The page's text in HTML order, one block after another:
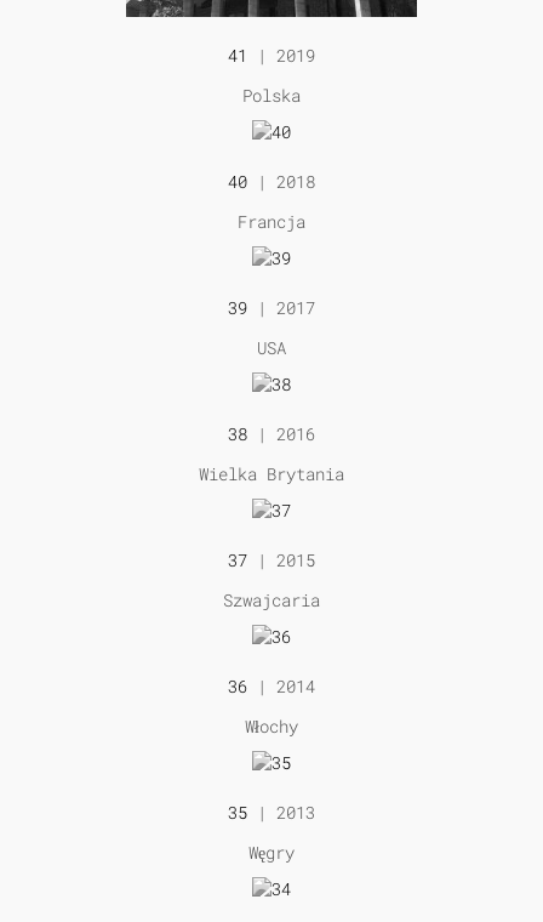
41
| 2019
Polska
40 | 2018
Francja
39 | 2017
USA
38 | 2016
Wielka Brytania
37 | 2015
Szwajcaria
36 | 2014
Włochy
35 | 2013
Węgry